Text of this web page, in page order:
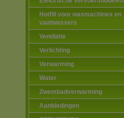
Hotfill voor wasmachines en
vaatwassers
Ventilatie
Verlichting
Verwarming
Water
Zwembadverwarming
Aanbiedingen